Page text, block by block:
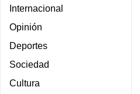
Internacional
Opinión
Deportes
Sociedad
Cultura